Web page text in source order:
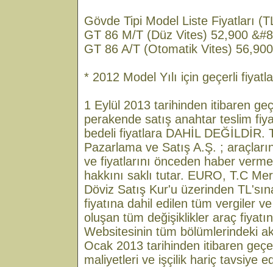
Gövde Tipi Model Liste Fiyatları
GT 86 M/T (Düz Vites) 52,900
GT 86 A/T (Otomatik Vites)
* 2012 Model Yılı için geçerli
1 Eylül 2013 tarihinden itibaren
perakende satış anahtar teslim
bedeli fiyatlara DAHİL DEĞİLDİR.
Pazarlama ve Satış A.Ş. ;
ve fiyatlarını önceden haber
hakkını saklı tutar. EURO, T.C
Döviz Satış Kur'u üzerinden
fiyatına dahil edilen tüm vergiler
oluşan tüm değişiklikler araç
Websitesinin tüm bölümlerindeki
Ocak 2013 tarihinden itibaren
maliyetleri ve işçilik hariç tavsiye